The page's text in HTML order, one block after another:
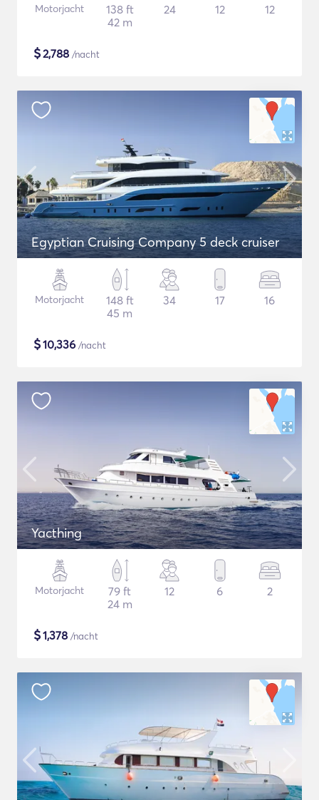
Motorjacht
138 ft
42 m
24 12 12
$2,788 /nacht
Egyptian Cruising Company 5 deck cruiser
Motorjacht
148 ft
45 m
34 17 16
$10,336 /nacht
Yacthing
Motorjacht
79 ft
24 m
12 6 2
$1,378 /nacht